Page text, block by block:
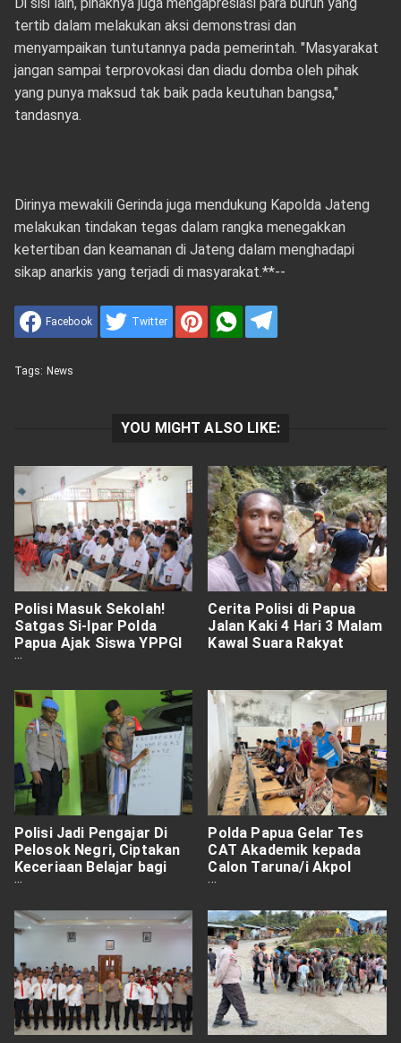
tertib dalam melakukan aksi demonstrasi dan
menyampaikan tuntutannya pada pemerintah. "Masyarakat
jangan sampai terprovokasi dan diadu domba oleh pihak
yang punya maksud tak baik pada keutuhan bangsa,"
tandasnya.
Dirinya mewakili Gerinda juga mendukung Kapolda Jateng
melakukan tindakan tegas dalam rangka menegakkan
ketertiban dan keamanan di Jateng dalam menghadapi
sikap anarkis yang terjadi di masyarakat.**--
Facebook Twitter
Tags: News
YOU MIGHT ALSO LIKE:
Polisi Masuk Sekolah!
Satgas Si-Ipar Polda
Papua Ajak Siswa YPPGI
Sentani Jauhi Kenakalan
Cerita Polisi di Papua
Jalan Kaki 4 Hari 3 Malam
Kawal Suara Rakyat
Polisi Jadi Pengajar Di
Pelosok Negri, Ciptakan
Keceriaan Belajar bagi
Anak-anak Papua
Polda Papua Gelar Tes
CAT Akademik kepada
Calon Taruna/i Akpol
Tahun Anggaran 2025